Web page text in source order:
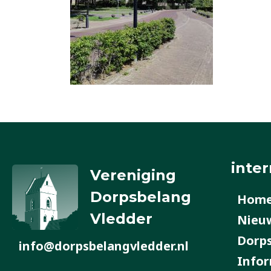
Vereniging
Dorpsbelang
Vledder
info@dorpsbelangvledder.nl